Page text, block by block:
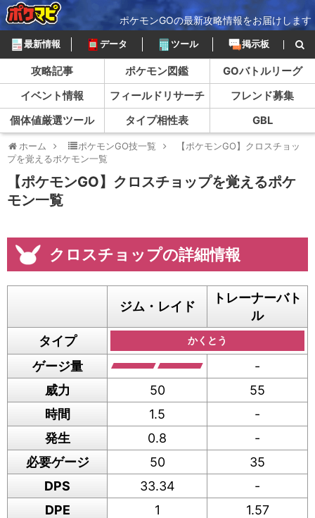
ポケモンGOの最新攻略情報をお届けします
最新情報 データ ツール 掲示板
攻略記事 ポケモン図鑑
GOバトルリーグ
イベント情報
フィールドリサーチ
フレンド募集
個体値厳選ツール
タイプ相性表 GBL
ホーム ポケモンGO技一覧
【ポケモンGO】クロスチョッ
プを覚えるポケモン一覧
【ポケモンGO】クロスチョップを覚えるポケ
モン一覧
クロスチョップの詳細情報
ジム・レイド
トレーナーバト
ル
タイプ
かくとう
ゲージ量
-
威力
50
55
時間
1.5
-
発生
0.8
-
必要ゲージ
50
35
DPS
33.34
-
DPE
1 1.57